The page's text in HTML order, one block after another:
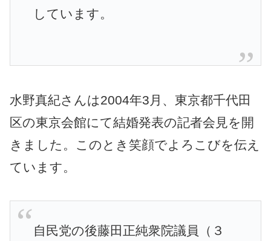
しています。
水野真紀さんは2004年3月、東京都千代田
区の東京会館にて結婚発表の記者会見を開
きました。このとき笑顔でよろこびを伝え
ています。
自民党の後藤田正純衆院議員（３